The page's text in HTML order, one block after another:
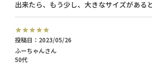
出来たら、もう少し、大きなサイズがある
ふーちゃん
50代
投稿日 2023/05/26